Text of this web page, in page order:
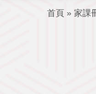
首頁 » 家課